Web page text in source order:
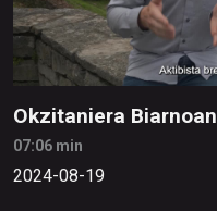
Okzitaniera Biarnoan
07:06 min
2024-08-19